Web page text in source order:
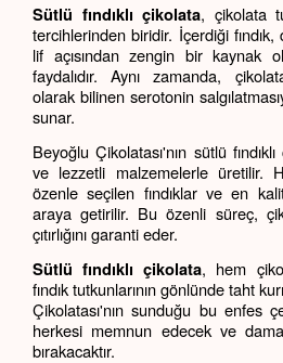
Sütlü fındıklı çikolata, çikolata
tercihlerinden biridir. İçerdiği
lif açısından zengin bir kaynak
faydalıdır. Aynı zamanda,
olarak bilinen serotonin
sunar.
Beyoğlu Çikolatası'nın sütlü
ve lezzetli malzemelerle üretilir.
özenle seçilen fındıklar ve en
araya getirilir. Bu özenli süreç,
çıtırlığını garanti eder.
Sütlü fındıklı çikolata, hem
fındık tutkunlarının gönlünde taht
Çikolatası'nın sunduğu bu enfes
herkesi memnun edecek ve
bırakacaktır.